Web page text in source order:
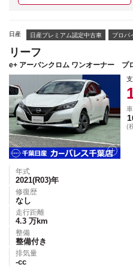
日産 日産プレミアム認定中古車 プロパ
リーフ
e+ アーバンクロム ワンオーナー プ
(
年式
2021(R03)年
修復歴
なし
走行距離
4.3 万km
整備
整備付き
排気量
-cc